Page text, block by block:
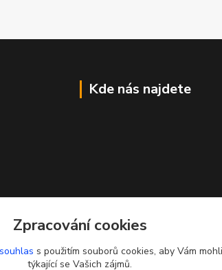
Kde nás najdete
Zpracování cookies
souhlas s použitím souborů cookies, aby Vám
týkající se Vašich zájmů.